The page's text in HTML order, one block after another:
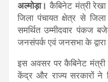
अल्मोड़ा।कैबिनेट मंत्री रेखा
जिला पंचायत क्षेत्र से
समर्थित उम्मीदवार पंकज
जनसंपर्क एवं जनसभा के द्वारा
इस अवसर पर कैबिनेट मंत्री
केंद्र और राज्य सरकारों ने